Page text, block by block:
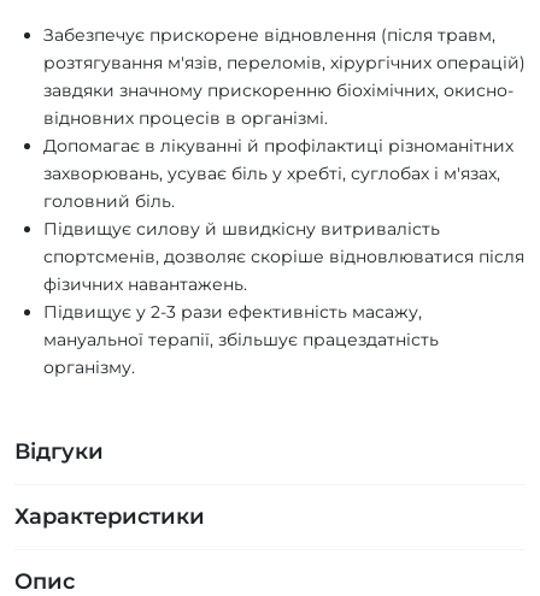
Забезпечує прискорене відновлення (після травм,
розтягування м'язів, переломів, хірургічних операцій)
завдяки значному прискоренню біохімічних, окисно-
відновних процесів в організмі.
Допомагає в лікуванні й профілактиці різноманітних
захворювань, усуває біль у хребті, суглобах і м'язах,
головний біль.
Підвищує силову й швидкісну витривалість
спортсменів, дозволяє скоріше відновлюватися після
фізичних навантажень.
Підвищує у 2-3 рази ефективність масажу,
мануальної терапії, збільшує працездатність
організму.
Відгуки
Характеристики
Опис